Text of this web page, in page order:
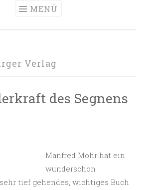
MENÜ
Verlag
des Segnens
Manfred Mohr hat ein
wunderschön
tief gehendes, wichtiges Buch